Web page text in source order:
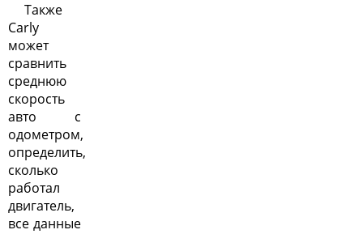
Также
Carly
может
сравнить
среднюю
скорость
авто с
одометром,
определить,
сколько
работал
двигатель,
все данные